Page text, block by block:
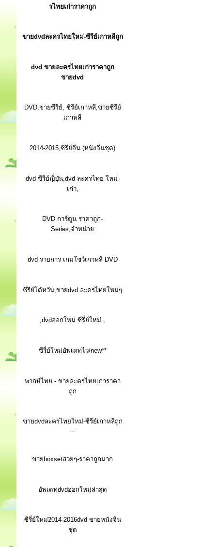
รไทยเก่าราคาถูก
ขายdvdละครไทยใหม่-ซีรีย์เกาหลีถูก
dvd ขายละครไทยเก่าราคาถูก
ขายdvd
DVD,ขายซีรีย์, ซีรีย์เกาหลี,ขายซีรีย์
เกาหลี
2014-2015,ซีรีย์จีน (หนังจีนชุด)
dvd ซีรีย์ญี่ปุ่น,dvd ละครไทย ใหม่-
เก่า,
DVD การ์ตูน ราคาถูก-
Series,จำหน่าย
dvd รายการ เกมโชว์เกาหลี DVD
ซีรีย์ไต้หวัน,ขายdvd ละครไทยใหม่ๆ
,dvdออกใหม่ ซีรี่ย์ใหม่ ,
ซีรี่ย์ใหม่อัพเดทไว/new**
พากษ์ไทย - ขายละครไทยเก่าราคา
ถูก
ขายdvdละครไทยใหม่-ซีรีย์เกาหลีถูก
...
ขายboxsetสวยๆ-ราคาถูกมาก
อัพเดทdvdออกใหม่ล่าสุด
ซีรี่ย์ใหม่2014-2016dvd ขายหนังจีน
ชุด